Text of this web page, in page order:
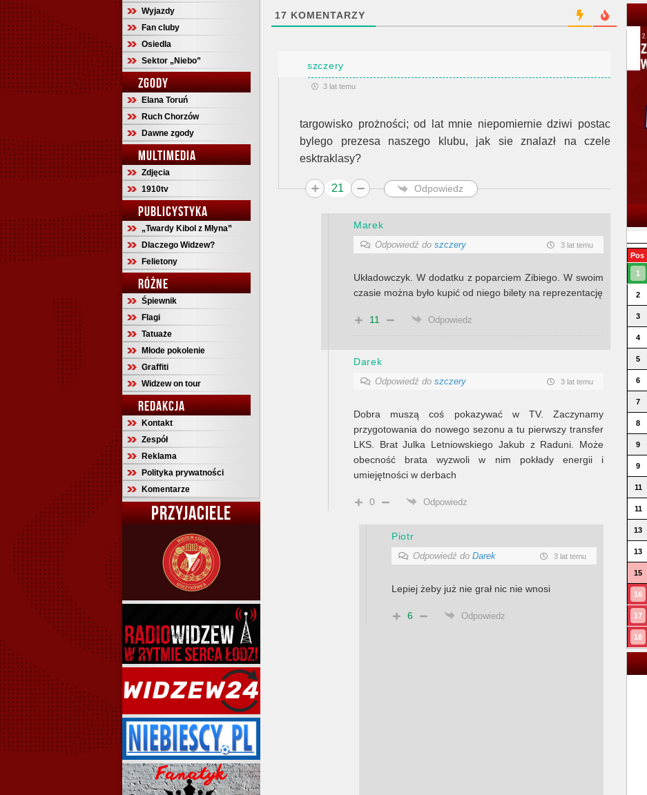
Wyjazdy
Fan cluby
Osiedla
Sektor „Niebo”
ZGODY
Elana Toruń
Ruch Chorzów
Dawne zgody
MULTIMEDIA
Zdjęcia
1910tv
PUBLICYSTYKA
„Twardy Kibol z Młyna”
Dlaczego Widzew?
Felietony
RÓŻNE
Śpiewnik
Flagi
Tatuaże
Młode pokolenie
Graffiti
Widzew on tour
REDAKCJA
Kontakt
Zespół
Reklama
Polityka prywatności
Komentarze
PRZYJACIELE
17 KOMENTARZY
szczery
3 lat temu
targowisko prożności; od lat mnie niepomiernie dziwi postac
bylego prezesa naszego klubu, jak sie znalazł na czele
esktraklasy?
21 Odpowiedz
Marek
Odpowiedź do szczery 3 lat temu
Układowczyk. W dodatku z poparciem Zibiego. W swoim
czasie można było kupić od niego bilety na reprezentację
11 Odpowiedz
Darek
Odpowiedź do szczery 3 lat temu
Dobra muszą coś pokazywać w TV. Zaczynamy
przygotowania do nowego sezonu a tu pierwszy transfer
LKS. Brat Julka Letniowskiego Jakub z Raduni. Może
obecność brata wyzwoli w nim pokłady energii i
umiejętności w derbach
0 Odpowiedz
Piotr
Odpowiedź do Darek 3 lat temu
Lepiej żeby już nie grał nic nie wnosi
6 Odpowiedz
Pos
1
2
3
4
5
6
7
8
9
9
11
11
13
13
15
16
17
18